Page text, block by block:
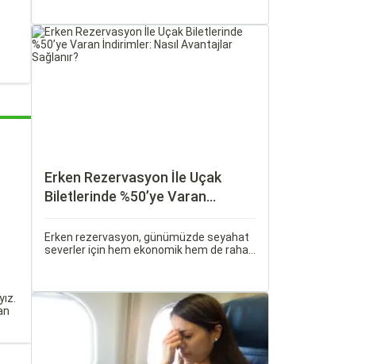
açısından farklılık gösterir.
Erken Rezervasyon İle Uçak
Biletlerinde %50’ye Varan
Sağlanır?
Erken rezervasyon, günümüzde seyahat
severler için hem ekonomik hem de rahat
biletlerine erken rezervasyon yapmak,
daha uygun fiyatlarla uçuş imkanı sağlar.